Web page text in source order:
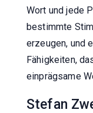
Wort und jede
bestimmte
erzeugen, und
Fähigkeiten,
einprägsame
Stefan